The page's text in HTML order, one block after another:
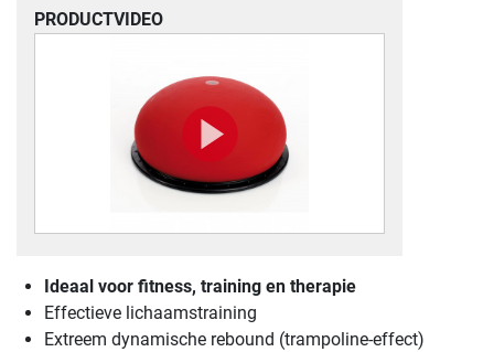
PRODUCTVIDEO
Ideaal voor fitness, training en therapie
Effectieve lichaamstraining
Extreem dynamische rebound (trampoline-effect)